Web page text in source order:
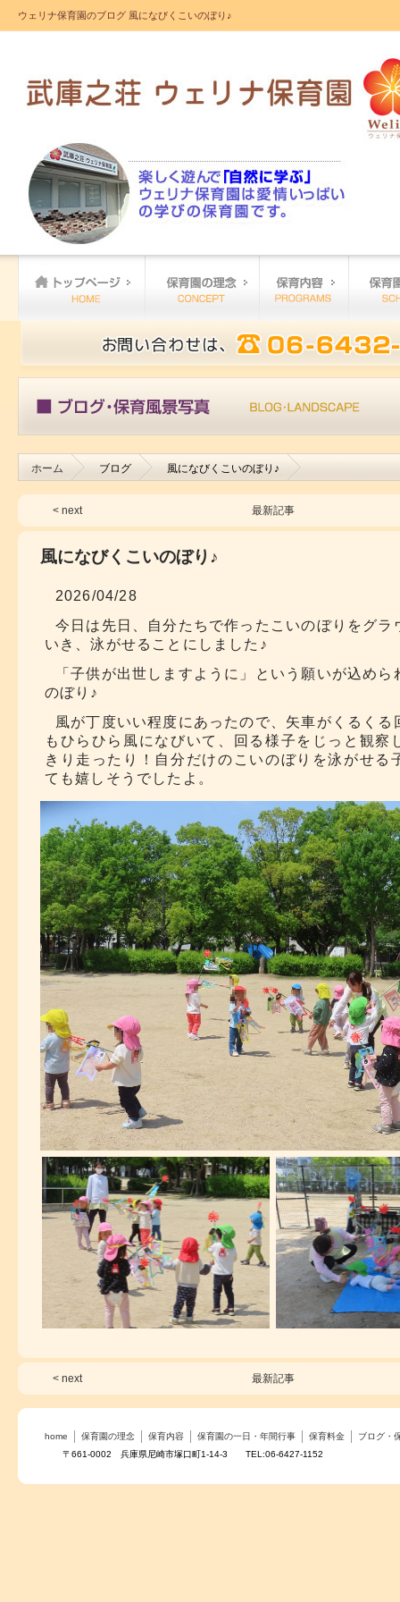
ウェリナ保育園のブログ 風になびくこいのぼり♪
ホーム ブログ 風になびくこいのぼり♪
< next 最新記事
風になびくこいのぼり♪
2026/04/28
今日は先日、自分たちで作ったこいのぼりをグラ
いき、泳がせることにしました♪
「子供が出世しますように」という願いが込め
のぼり♪
風が丁度いい程度にあったので、矢車がくるくる
もひらひら風になびいて、回る様子をじっと観察
きり走ったり！自分だけのこいのぼりを泳がせる
ても嬉しそうでしたよ。
< next 最新記事
home 保育園の理念 保育内容 保育園の一日・年間行事 保育料金
ブログ・
〒661-0002 兵庫県尼崎市塚口町1-14-3 TEL:06-6427-1152